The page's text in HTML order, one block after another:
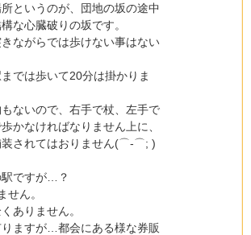
というのが、団地の坂の途中
な心臓破りの坂です。
ながらでは歩けない事はない
では歩いて20分は掛かりま
ないので、右手で杖、左手で
かなければなりません上に、
装されてはおりません(⌒-⌒; )
ですが…？
せん。
ありません。
ますが…都会にある様な券販